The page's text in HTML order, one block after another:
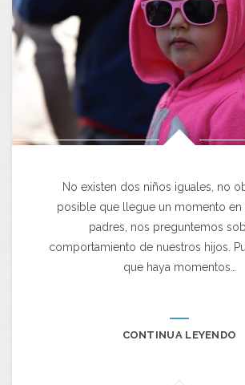
No existen dos niños iguales, no
posible que llegue un momento en
padres, nos preguntemos
comportamiento de nuestros hijos.
que haya momentos…
CONTINUA LEYENDO